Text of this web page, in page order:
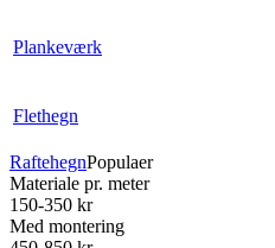
Plankeværk
Flethegn
RaftehegnPopulaer
Materiale pr. meter
150-350 kr
Med montering